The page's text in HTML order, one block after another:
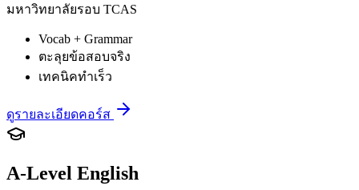
มหาวิทยาลัยรอบ TCAS
Vocab + Grammar
ตะลุยข้อสอบจริง
เทคนิคทำเร็ว
ดูรายละเอียดคอร์ส
A-Level English